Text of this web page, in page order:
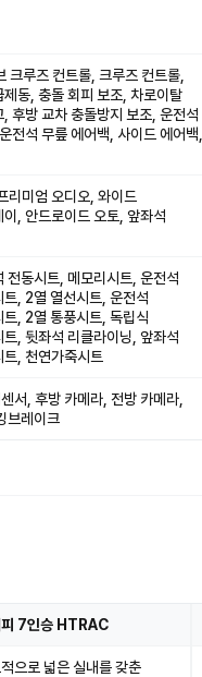
크루즈 컨트롤, 크루즈 컨트롤,
동, 충돌 회피 보조, 차로이탈
후방 교차 충돌방지 보조, 운전석
전석 무릎 에어백, 사이드 에어백,
리미엄 오디오, 와이드
, 안드로이드 오토, 앞좌석
전동시트, 메모리시트, 운전석
, 2열 열선시트, 운전석
, 2열 통풍시트, 독립식
, 뒷좌석 리클라이닝, 앞좌석
, 천연가죽시트
서, 후방 카메라, 전방 카메라,
브레이크
피 7인승 HTRAC
으로 넓은 실내를 갖춘